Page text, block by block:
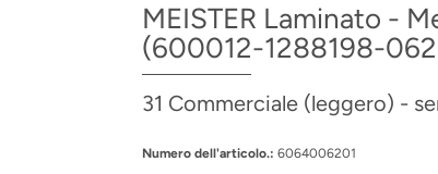
MEISTER Laminato -
(600012-1288198-
31 Commerciale (leggero) -
Numero dell'articolo.: 6064006201